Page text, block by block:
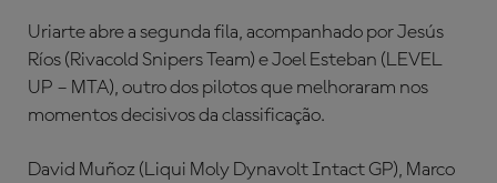
Uriarte abre a segunda fila, acompanhado por Jesús
Ríos (Rivacold Snipers Team) e Joel Esteban (LEVEL
UP – MTA), outro dos pilotos que melhoraram nos
momentos decisivos da classificação.
David Muñoz (Liqui Moly Dynavolt Intact GP), Marco